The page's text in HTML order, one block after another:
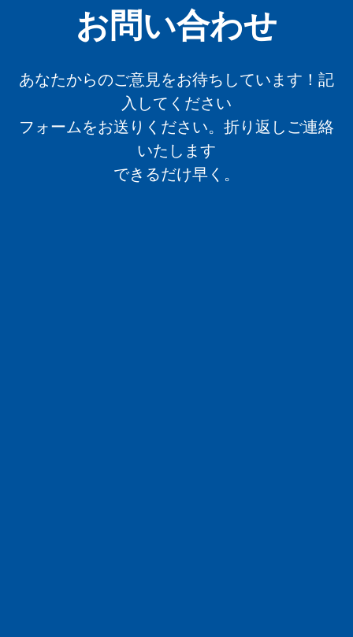
お問い合わせ
あなたからのご意見をお待ちしています！記
入してください
フォームをお送りください。折り返しご連絡
いたします
できるだけ早く。